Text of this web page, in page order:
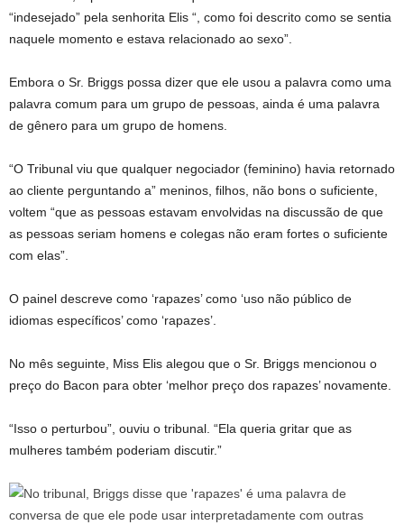
“indesejado” pela senhorita Elis “, como foi descrito como se sentia
naquele momento e estava relacionado ao sexo”.
Embora o Sr. Briggs possa dizer que ele usou a palavra como uma
palavra comum para um grupo de pessoas, ainda é uma palavra
de gênero para um grupo de homens.
“O Tribunal viu que qualquer negociador (feminino) havia retornado
ao cliente perguntando a” meninos, filhos, não bons o suficiente,
voltem “que as pessoas estavam envolvidas na discussão de que
as pessoas seriam homens e colegas não eram fortes o suficiente
com elas”.
O painel descreve como ‘rapazes’ como ‘uso não público de
idiomas específicos’ como ‘rapazes’.
No mês seguinte, Miss Elis alegou que o Sr. Briggs mencionou o
preço do Bacon para obter ‘melhor preço dos rapazes’ novamente.
“Isso o perturbou”, ouviu o tribunal. “Ela queria gritar que as
mulheres também poderiam discutir.”